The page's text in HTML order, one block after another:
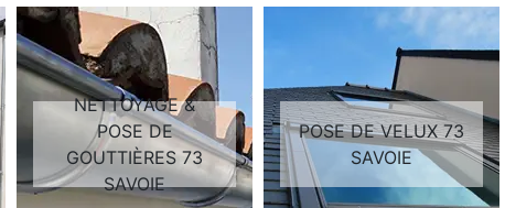
NETTOYAGE &
POSE DE
GOUTTIÈRES 73
SAVOIE
POSE DE VELUX 73
SAVOIE